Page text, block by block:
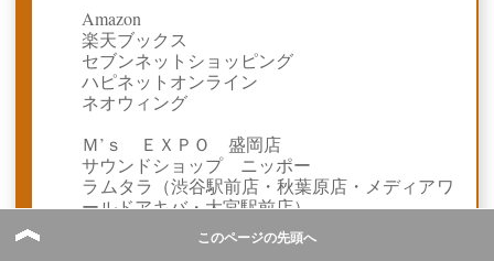
Amazon
楽天ブックス
セブンネットショッピング
ハピネットオンライン
ネオウィング
Ｍ’ｓ ＥＸＰＯ 盛岡店
サウンドショップ ニッポー
ラムタラ（渋谷駅前店・秋葉原店・メディアワ
ールドアキバ・大宮駅前店）
キャラプラス仙台泉店このページの先頭へ